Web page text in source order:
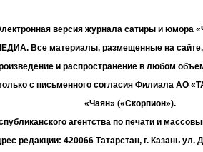
версия журнала сатиры и юмора
Все материалы, размещенные на
и распространение в любом
с письменного согласия Филиала АО
«Чаян» («Скорпион»).
агентства по печати и
редакции: 420066 Татарстан, г. Казань ул.